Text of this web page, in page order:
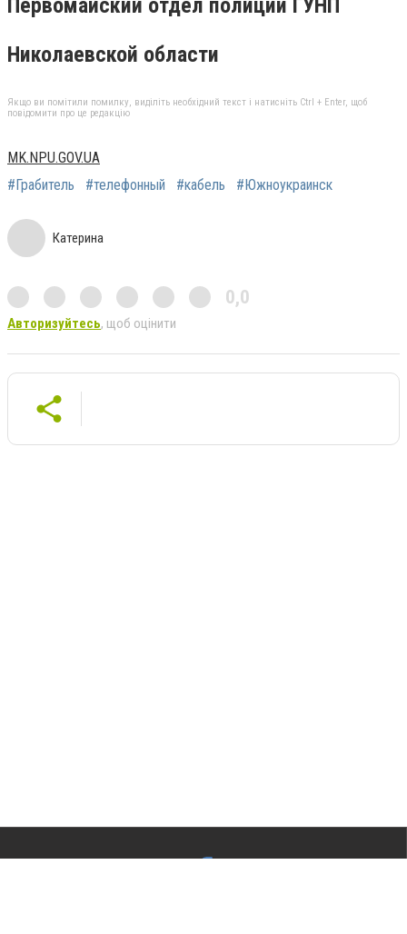
Первомайский отдел полиции ГУНП
Николаевской области
Якщо ви помітили помилку, виділіть необхідний текст і натисніть Ctrl + Enter, щоб
повідомити про це редакцію
MK.NPU.GOV.UA
#Грабитель
#телефонный #кабель #Южноукраинск
Катерина
0,0
Авторизуйтесь, щоб оцінити